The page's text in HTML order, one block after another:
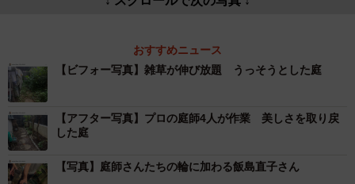
↓ スクロールで次の写真 ↓
おすすめニュース
【ビフォー写真】雑草が伸び放題 うっそうとした庭
【アフター写真】プロの庭師4人が作業 美しさを取り戻
した庭
【写真】庭師さんたちの輪に加わる飯島直子さん